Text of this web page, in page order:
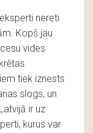
nereti
Kopš jau
vides
tiek iznests
slogs, un
ir uz
kurus var